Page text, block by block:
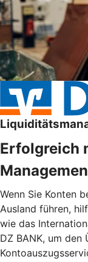
Erfolgreich
Wenn Sie Konten
Ausland führen,
wie das
DZ BANK, um